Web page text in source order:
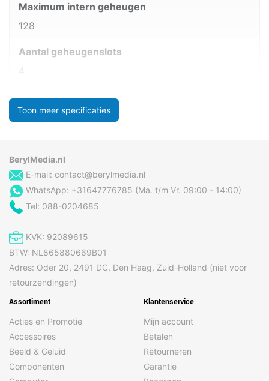
Maximum intern geheugen
128
Aantal geheugenslots
4
Toon meer specificaties
BerylMedia.nl
E-mail: contact@berylmedia.nl
WhatsApp: +31647776785 (Ma. t/m Vr. 09:00 - 14:00)
Tel: 088-0204685
KVK: 92089615
BTW: NL865880669B01
Adres: Oder 20, 2491 DC, Den Haag, Zuid-Holland (niet voor
retourzendingen)
Assortiment
Acties en Promotie
Accessoires
Beeld & Geluid
Componenten
Klantenservice
Mijn account
Betalen
Retourneren
Garantie